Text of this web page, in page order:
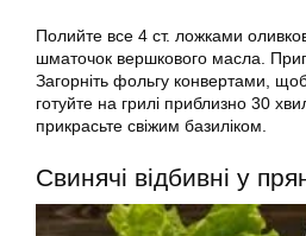
Полийте все 4 ст. ложками
шматочок вершкового масла.
Загорніть фольгу конвертами,
готуйте на грилі приблизно 30
прикрасьте свіжим базиліком.
Свинячі відбивні у